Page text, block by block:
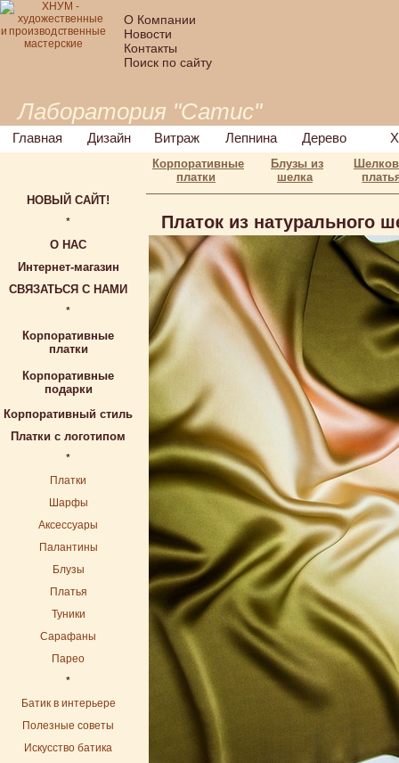
О Компании
Новости
Контакты
Поиск по сайту
Лаборатория "Сатис"
Главная Дизайн Витраж Лепнина Дерево
Корпоративные
платки
Блузы из
шелка
НОВЫЙ САЙТ!
*
О НАС
Интернет-магазин
СВЯЗАТЬСЯ С НАМИ
*
Корпоративные
платки
Корпоративные
подарки
Корпоративный стиль
Платки с логотипом
*
Платки
Шарфы
Аксессуары
Палантины
Блузы
Платья
Туники
Сарафаны
Парео
*
Батик в интерьере
Полезные советы
Искусство батика
Платок из натурального